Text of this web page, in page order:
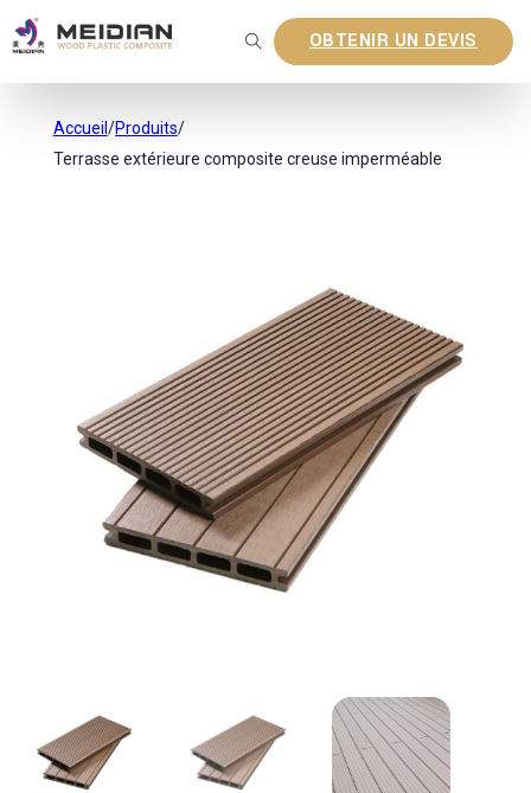
OBTENIR UN DEVIS
Accueil /Produits/
Terrasse extérieure composite creuse imperméable